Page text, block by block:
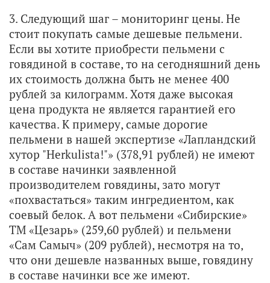
3. Следующий шаг – мониторинг цены. Не
стоит покупать самые дешевые пельмени.
Если вы хотите приобрести пельмени с
говядиной в составе, то на сегодняшний день
их стоимость должна быть не менее 400
рублей за килограмм. Хотя даже высокая
цена продукта не является гарантией его
качества. К примеру, самые дорогие
пельмени в нашей экспертизе «Лапландский
хутор "Herkulista!"» (378,91 рублей) не имеют
в составе начинки заявленной
производителем говядины, зато могут
«похвастаться» таким ингредиентом, как
соевый белок. А вот пельмени «Сибирские»
ТМ «Цезарь» (259,60 рублей) и пельмени
«Сам Самыч» (209 рублей), несмотря на то,
что они дешевле названных выше, говядину
в составе начинки все же имеют.